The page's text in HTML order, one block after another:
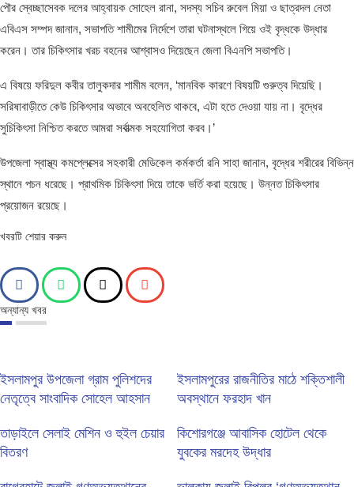
পৌর স্বেচ্ছাসেবক দলের আহ্বায়ক সোহেল রানা, সদস্য সচিব রুবেল মিয়া ও ছাত্রদল নেতা
এবিএস সম্পদ জানান, সভাপতি শামীমের নির্দেশে তারা ঘটনাস্থলে গিয়ে ওই বৃদ্ধকে উদ্ধার
করেন। তার চিকিৎসার খরচ বহনের আশ্বাসও দিয়েছেন জেলা বিএনপি সভাপতি।
এ বিষয়ে ফরিদুল কবীর তালুকদার শামীম বলেন, ‘মানবিক কারণে বিষয়টি গুরুত্ব দিয়েছি।
সরিষাবাড়ীতে কেউ চিকিৎসার অভাবে অবহেলিত থাকবে, এটা হতে দেওয়া যায় না। বৃদ্ধের
সুচিকিৎসা নিশ্চিত করতে আমরা সর্বাত্মক সহযোগিতা করব।’
উপজেলা স্বাস্থ্য কমপ্লেক্সের সহকারী মেডিকেল কর্মকর্তা রনি সাহা জানান, বৃদ্ধের শরীরের বিভিন্ন
স্থানে পচন ধরেছে। প্রাথমিক চিকিৎসা দিয়ে তাকে ভর্তি করা হয়েছে। উন্নত চিকিৎসার
প্রয়োজন রয়েছে।
খবরটি শেয়ার করুন
অন্যান্য খবর
ইসলামপুর উপজেলা গ্রাম পুলিশদের
নেতৃত্বে সাংবাদিক সোহেল আহসান
ইসলামপুরের রাজনীতির মাঠে শক্তিশালী
অবস্থানে ফরহাদ খান
তাড়াইলে সেলাই মেশিন ও হুইল চেয়ার
বিতরণ
কিশোরগঞ্জে আবাসিক হোটেল থেকে
যুবকের মরদেহ উদ্ধার